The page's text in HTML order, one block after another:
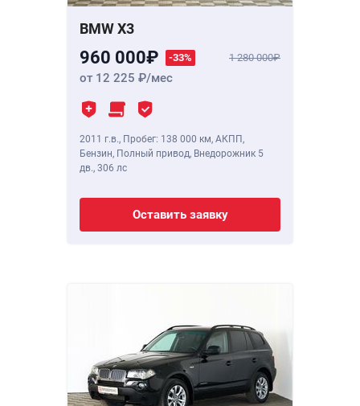
BMW X3
960 000 -33% 1 280 000
от 12 225 /мес
2011 г.в., Пробег: 138 000 км, АКПП,
Бензин, Полный привод, Внедорожник 5
дв., 306 лс
Оставить заявку